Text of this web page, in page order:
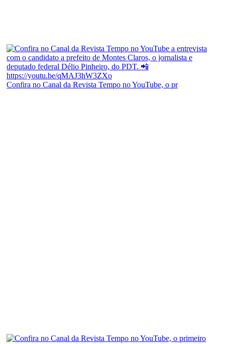
Confira no Canal da Revista Tempo no YouTube, o pr